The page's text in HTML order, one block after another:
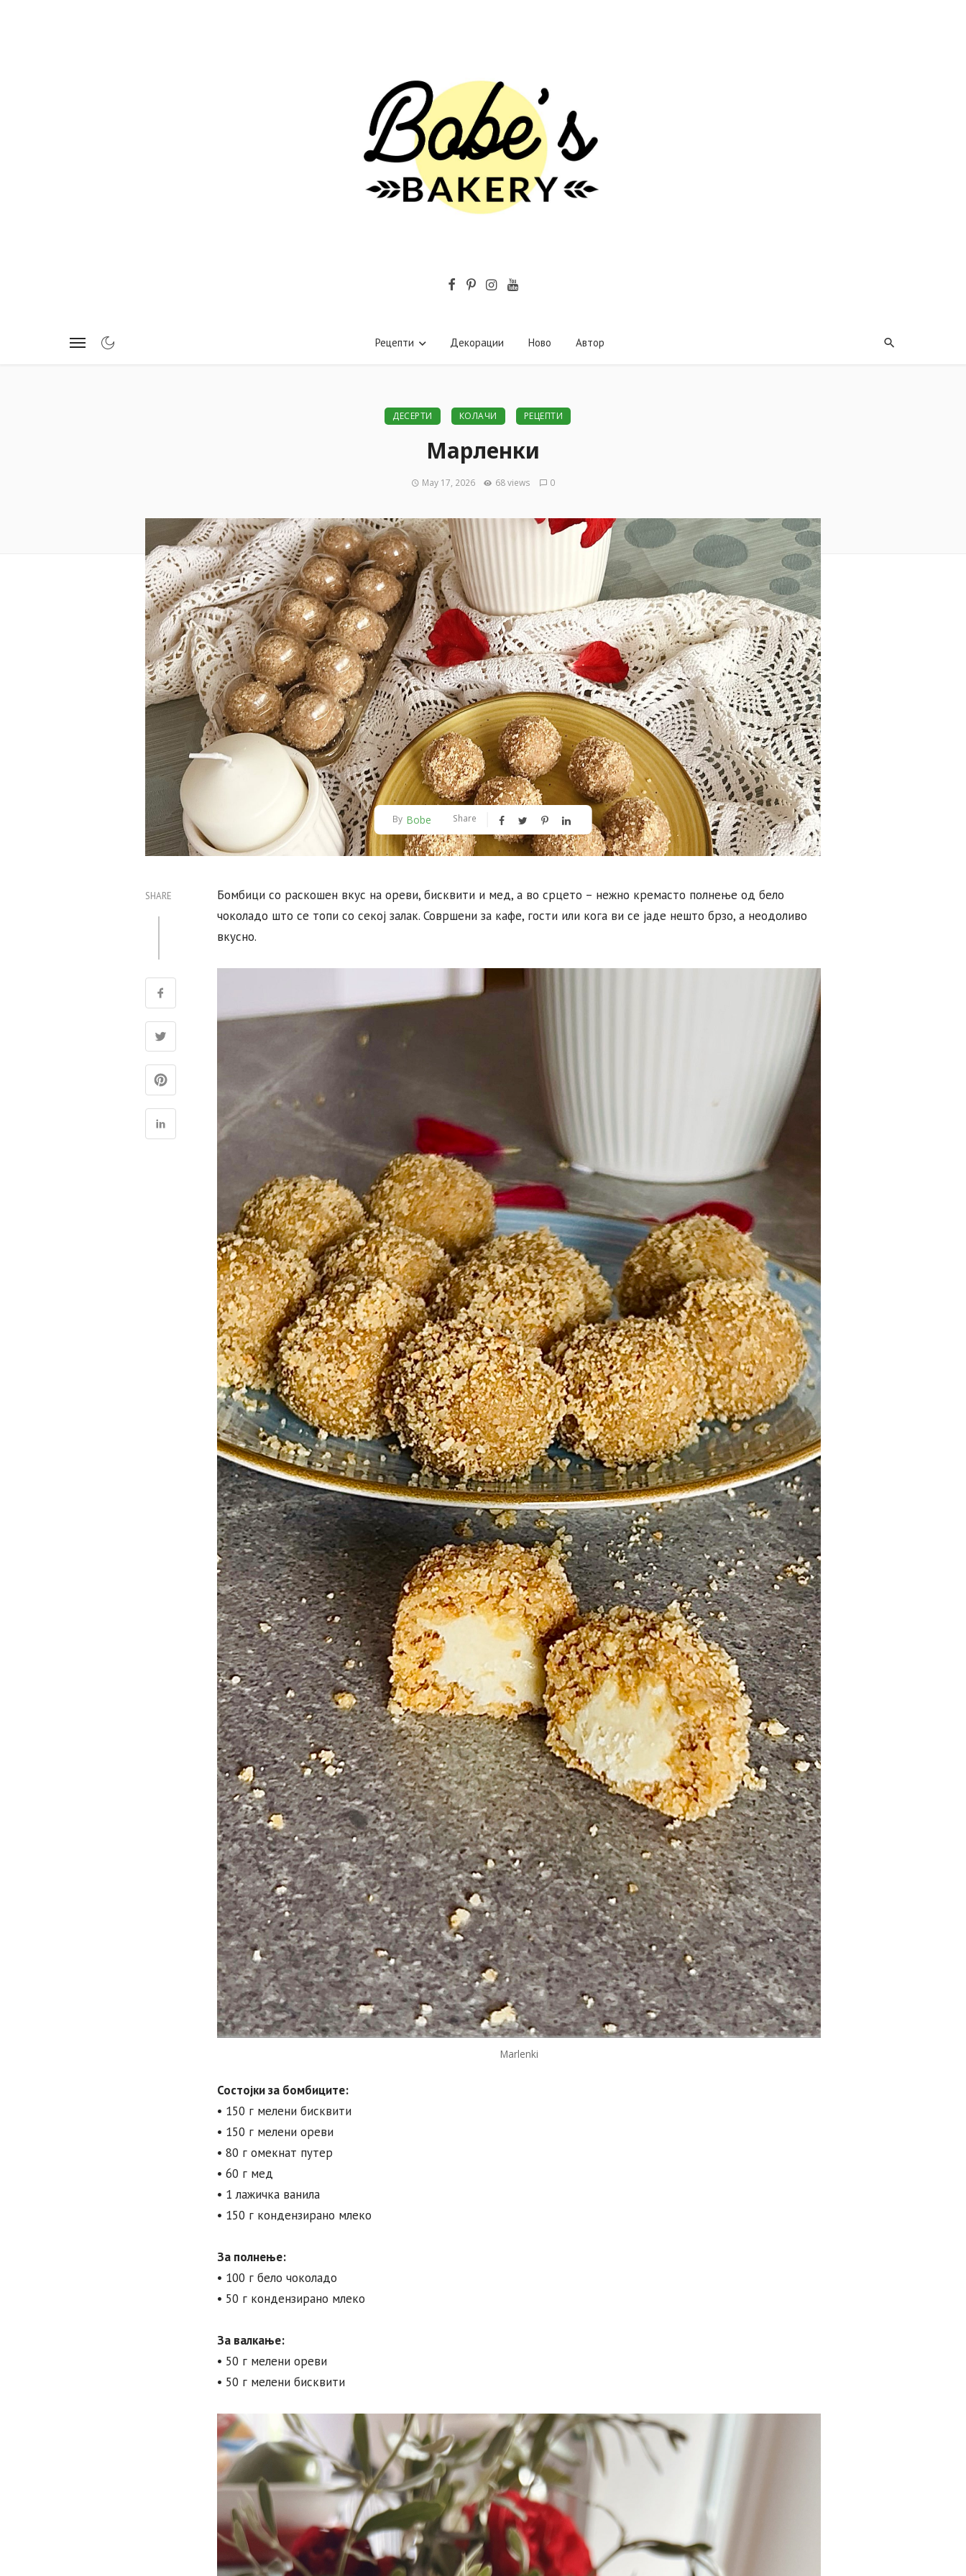
Рецепти Декорации Ново Автор
ДЕСЕРТИ КОЛАЧИ РЕЦЕПТИ
Марленки
May 17, 2026 68 views 0
By Bobe Share
SHARE
Бомбици со раскошен вкус на ореви, бисквити и мед, а во срцето – нежно кремасто полнење од бело
чоколадо што се топи со секој залак. Совршени за кафе, гости или кога ви се јаде нешто брзо, а неодоливо
вкусно.
Marlenki
Состојки за бомбиците:
• 150 г мелени бисквити
• 150 г мелени ореви
• 80 г омекнат путер
• 60 г мед
• 1 лажичка ванила
• 150 г кондензирано млеко
За полнење:
• 100 г бело чоколадо
• 50 г кондензирано млеко
За валкање:
• 50 г мелени ореви
• 50 г мелени бисквити